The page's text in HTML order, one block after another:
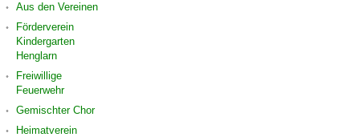
Aus den Vereinen
Förderverein
Kindergarten
Henglarn
Freiwillige
Feuerwehr
Gemischter Chor
Heimatverein